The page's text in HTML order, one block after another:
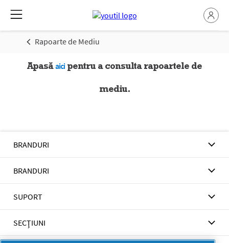
Rapoarte de Mediu
Apasă aici pentru a consultarapoartele de
mediu.
BRANDURI
BRANDURI
SUPORT
SECŢIUNI